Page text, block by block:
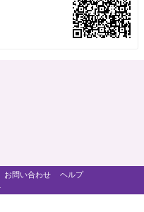
お問い合わせ
ヘルプ